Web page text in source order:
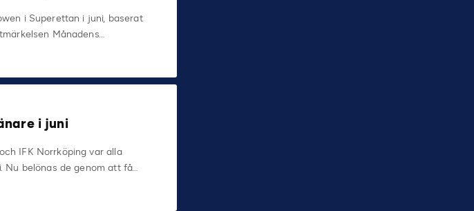
i Superettan i juni, baserat
Månadens…
i juni
IFK Norrköping var alla
Nu belönas de genom att få…